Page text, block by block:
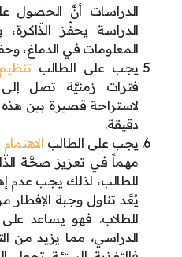
الدراسات أنَّ الحصول
الدراسة يحفِّز
المعلومات في الدماغ،
يجب على الطالب
دقيقة.
يجب على الطالب
مهماً في تعزيز صحَّة
للطالب، لذلك يجب عدم
يُعَّد تناول وجبة الإفطار
للطلاب. فهو يساعد على
الدراسي، مما يزيد من